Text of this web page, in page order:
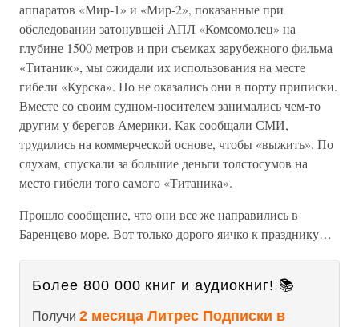
аппаратов «Мир-1» и «Мир-2», показанные при
обследовании затонувшей АПЛ «Комсомолец» на
глубине 1500 метров и при съемках зарубежного фильма
«Титаник», мы ожидали их использования на месте
гибели «Курска». Но не оказались они в порту приписки.
Вместе со своим судном-носителем занимались чем-то
другим у берегов Америки. Как сообщали СМИ,
трудились на коммерческой основе, чтобы «выжить». По
слухам, спускали за большие деньги толстосумов на
место гибели того самого «Титаника».
Прошло сообщение, что они все же направились в
Баренцево море. Вот только дорого яичко к празднику…
Более 800 000 книг и аудиокниг! 📚
Получи 2 месяца Литрес Подписки в